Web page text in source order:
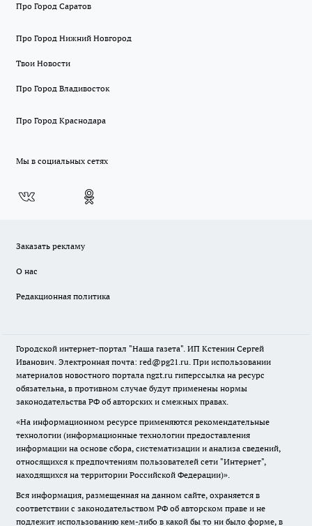
Про Город Саратов
Про Город Нижний Новгород
Твои Новости
Про Город Владивосток
Про Город Краснодара
Мы в социальных сетях
Заказать рекламу
О нас
Редакционная политика
Городской интернет-портал "Наша газета". ИП Кстенин Сергей
Иванович. Электронная почта: red@pg21.ru. При использовании
материалов новостного портала ngzt.ru гиперссылка на ресурс
обязательна, в противном случае будут применены нормы
законодательства РФ об авторских и смежных правах.
«На информационном ресурсе применяются рекомендательные
технологии (информационные технологии предоставления
информации на основе сбора, систематизации и анализа сведений,
относящихся к предпочтениям пользователей сети "Интернет",
находящихся на территории Российской Федерации)».
Вся информация, размещенная на данном сайте, охраняется в
соответствии с законодательством РФ об авторском праве и не
подлежит использованию кем-либо в какой бы то ни было форме, в